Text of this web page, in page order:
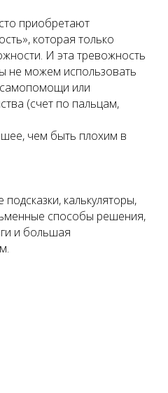
приобретают
которая только
И эта тревожность
не можем использовать
или
(счет по пальцам,
чем быть плохим в
калькуляторы,
способы решения,
и большая